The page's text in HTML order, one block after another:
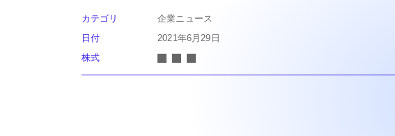
カテゴリ
企業ニュース
日付
2021年6月29日
株式